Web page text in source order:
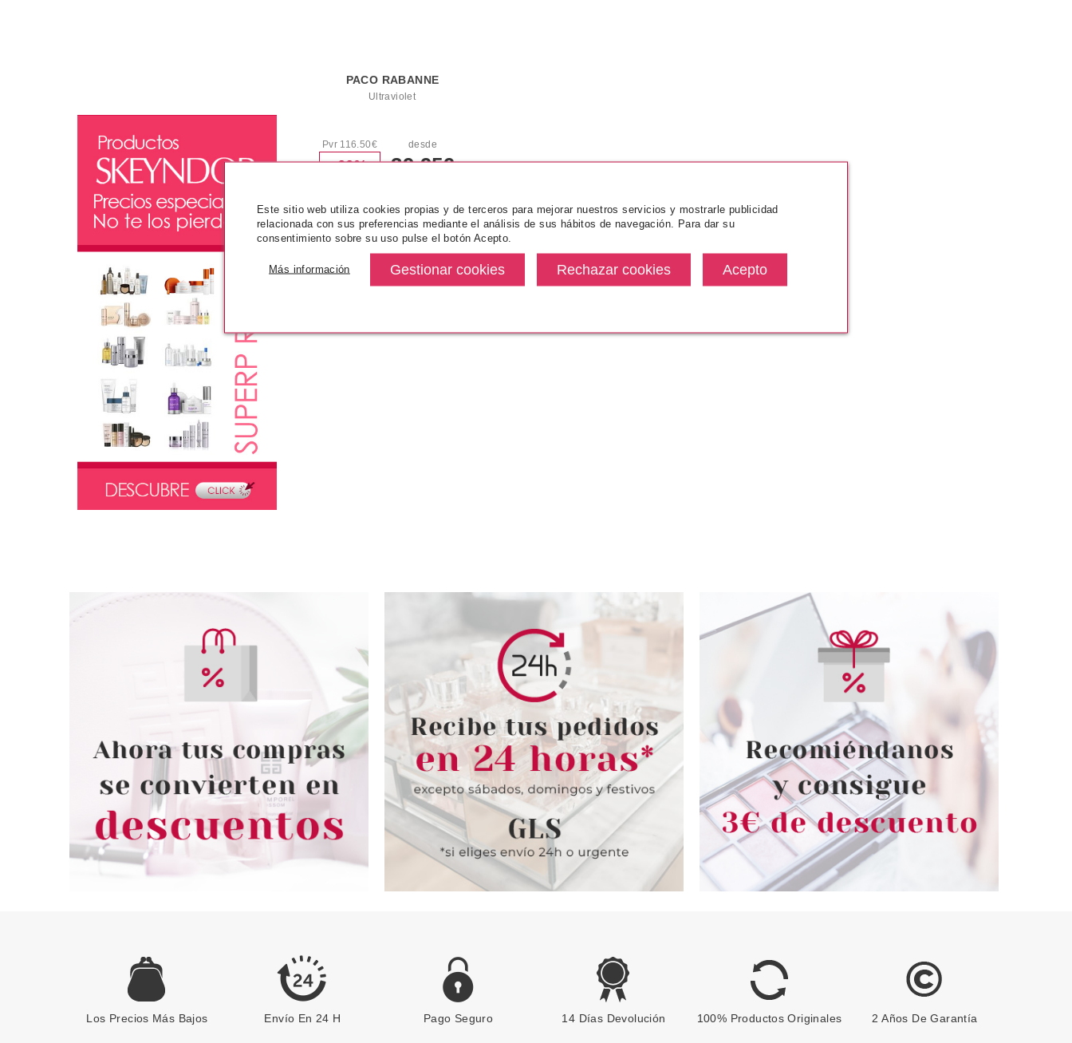
PACO RABANNE
Ultraviolet
Pvr 116.50€
-66%
desde
39.95€
Viendo del1al13(de13productos) Páginas de Resultados:1
Los Precios Más Bajos Envío En 24 H Pago Seguro 14 Días Devolución 100% Productos Originales 2 Años De Garantía
Este sitio web utiliza cookies propias y de terceros para mejorar nuestros servicios y mostrarle publicidad
relacionada con sus preferencias mediante el análisis de sus hábitos de navegación. Para dar su
consentimiento sobre su uso pulse el botón Acepto.
Más información